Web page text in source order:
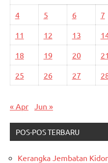
4 5 6 7
11 12 13
18 19 20 21
25 26 27
« Apr Jun »
POS-POS TERBARU
Kerangka Jembatan